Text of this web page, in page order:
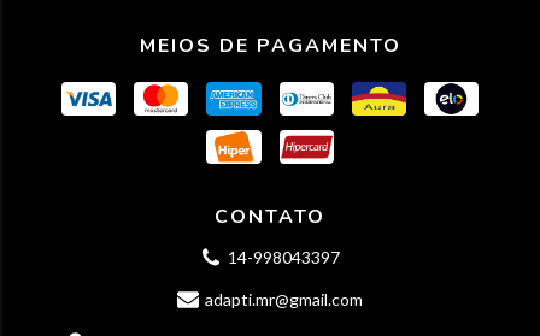
MEIOS DE PAGAMENTO
CONTATO
14-998043397
adapti.mr@gmail.com